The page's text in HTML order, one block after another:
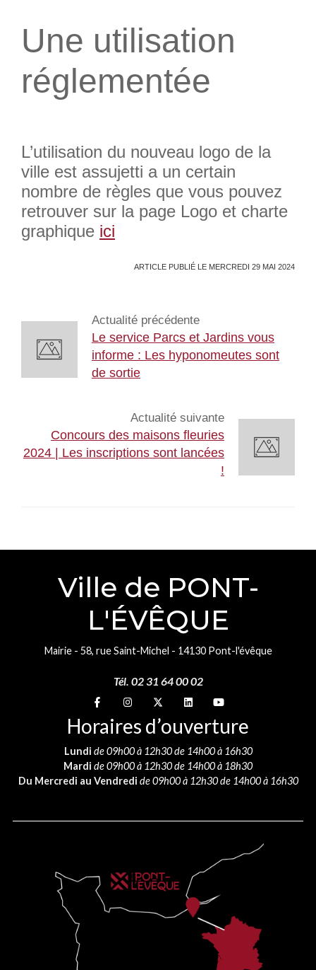
Une utilisation
réglementée
L’utilisation du nouveau logo de la
ville est assujetti a un certain
nombre de règles que vous pouvez
retrouver sur la page Logo et charte
graphique ici
ARTICLE PUBLIÉ LE MERCREDI 29 MAI 2024
Actualité précédente
Le service Parcs et Jardins vous
informe : Les hyponomeutes sont
de sortie
Actualité suivante
Concours des maisons fleuries
2024 | Les inscriptions sont lancées
!
Ville de PONT-
L'ÉVÊQUE
Mairie - 58, rue Saint-Michel - 14130 Pont-l'évêque
Tél. 02 31 64 00 02
Suivez-nous sur
Suivez-nous sur
Suivez-nous sur
Suivez-nous sur
Suivez-nous sur
Horaires d’ouverture
Lundi de 09h00 à 12h30 de 14h00 à 16h30
Mardi de 09h00 à 12h30 de 14h00 à 18h30
Du Mercredi au Vendredi de 09h00 à 12h30 de 14h00 à 16h30